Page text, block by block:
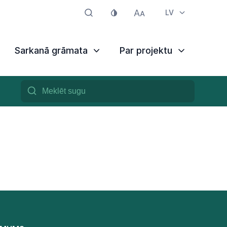
LV
Sarkanā grāmata Par projektu